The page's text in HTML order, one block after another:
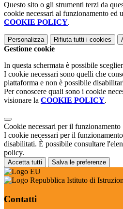
Questo sito o gli strumenti terzi da
cookie necessari al funzionamento ed
COOKIE POLICY.
Personalizza Rifiuta tutti i cookies
Gestione cookie
In questa schermata è possibile
I cookie necessari sono quelli che
piattaforma e non è possibile
Per conoscere quali sono i cookie
visionare la COOKIE POLICY.
Cookie necessari per il funzionamento
I cookie necessari per il
disabilitati. È possibile consultare
policy.
Accetta tutti Salva le preferenze
Istituto di
Contatti